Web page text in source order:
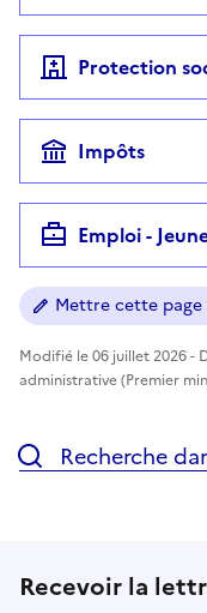
Protection
Impôts
Emploi -
Mettre cette page
Modifié le 06 juillet 2026
administrative (Premier
Recherche
Recevoir la